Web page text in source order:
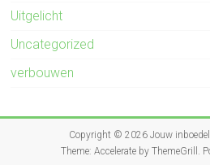
Uitgelicht
Uncategorized
verbouwen
Copyright © 2026 Jouw inboedel
Theme: Accelerateby ThemeGrill.